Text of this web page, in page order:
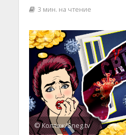
3 мин. на чтение
© Коллаж/Sneg.tv